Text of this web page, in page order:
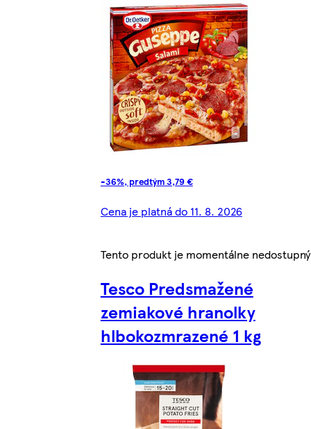
-36%, predtým 3,79 €
Cena je platná do 11. 8. 2026
Tento produkt je momentálne nedostupný
Tesco Predsmažené
zemiakové hranolky
hlbokozmrazené 1 kg